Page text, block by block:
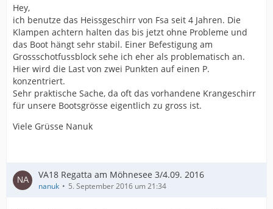
Hey,
ich benutze das Heissgeschirr von Fsa seit 4 Jahren. Die
Klampen achtern halten das bis jetzt ohne Probleme und
das Boot hängt sehr stabil. Einer Befestigung am
Grossschotfussblock sehe ich eher als problematisch an.
Hier wird die Last von zwei Punkten auf einen P.
konzentriert.
Sehr praktische Sache, da oft das vorhandene Krangeschirr
für unsere Bootsgrösse eigentlich zu gross ist.
Viele Grüsse Nanuk
VA18 Regatta am Möhnesee 3/4.09. 2016
nanuk 5. September 2016 um 21:34